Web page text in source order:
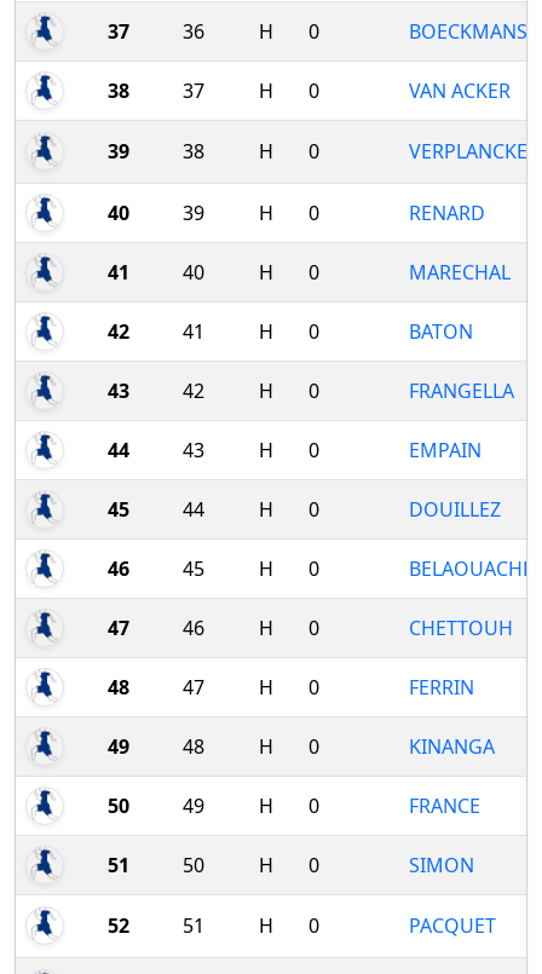
37 36 H 0 BOECKMANS
38 37 H 0 VAN ACKER
39 38 H 0 VERPLANCKE
40 39 H 0 RENARD
41 40 H 0 MARECHAL
42 41 H 0 BATON
43 42 H 0 FRANGELLA
44 43 H 0 EMPAIN
45 44 H 0 DOUILLEZ
46 45 H 0 BELAOUACHE
47 46 H 0 CHETTOUH
48 47 H 0 FERRIN
49 48 H 0 KINANGA
50 49 H 0 FRANCE
51 50 H 0 SIMON
52 51 H 0 PACQUET